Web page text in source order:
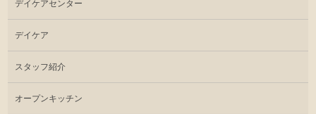
デイケアセンター
デイケア
スタッフ紹介
オープンキッチン